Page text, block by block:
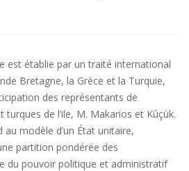
est établie par un traité international
Bretagne, la Grèce et la Turquie,
des représentants de
de l’ile, M. Makarios et Kûçùk.
au modèle d’un État unitaire,
partition pondérée des
du pouvoir politique et administratif